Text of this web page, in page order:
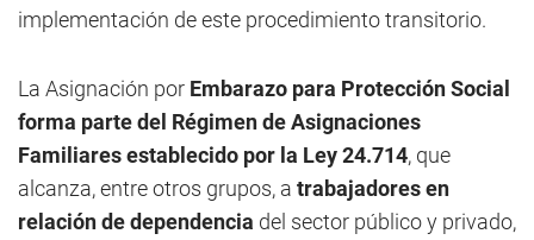
implementación de este procedimiento transitorio.
La Asignación por Embarazo para Protección Social
forma parte del Régimen de Asignaciones
Familiares establecido por la Ley 24.714, que
alcanza, entre otros grupos, a trabajadores en
relación de dependencia del sector público y privado,